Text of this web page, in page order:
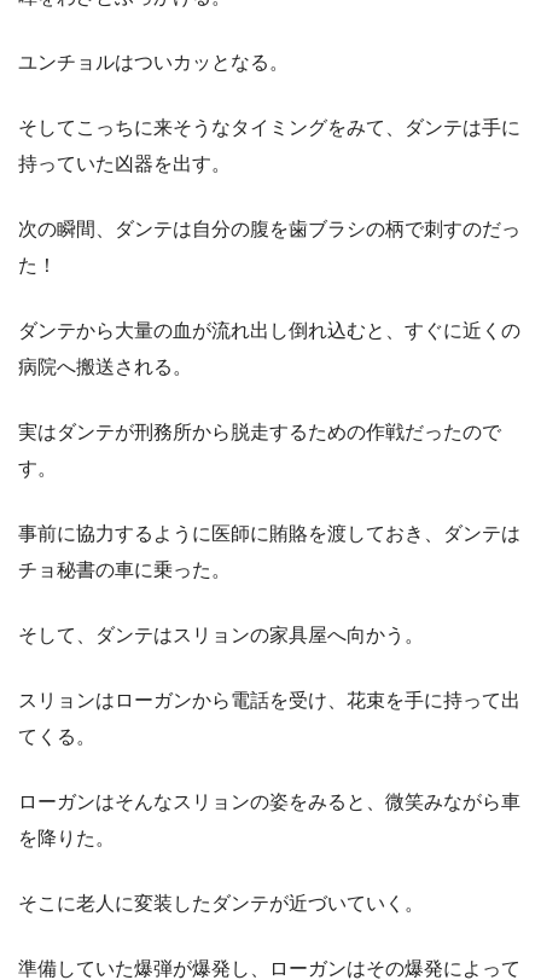
ユンチョルはついカッとなる。
そしてこっちに来そうなタイミングをみて、ダンテは手に
持っていた凶器を出す。
次の瞬間、ダンテは自分の腹を歯ブラシの柄で刺すのだっ
た！
ダンテから大量の血が流れ出し倒れ込むと、すぐに近くの
病院へ搬送される。
実はダンテが刑務所から脱走するための作戦だったので
す。
事前に協力するように医師に賄賂を渡しておき、ダンテは
チョ秘書の車に乗った。
そして、ダンテはスリョンの家具屋へ向かう。
スリョンはローガンから電話を受け、花束を手に持って出
てくる。
ローガンはそんなスリョンの姿をみると、微笑みながら車
を降りた。
そこに老人に変装したダンテが近づいていく。
準備していた爆弾が爆発し、ローガンはその爆発によって